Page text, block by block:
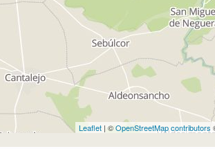
Leaflet | ©OpenStreetMap contributors